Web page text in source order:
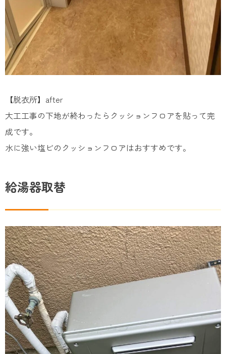
【脱衣所】after
大工工事の下地が終わったらクッションフロアを貼って完
成です。
水に強い塩ビのクッションフロアはおすすめです。
給湯器取替